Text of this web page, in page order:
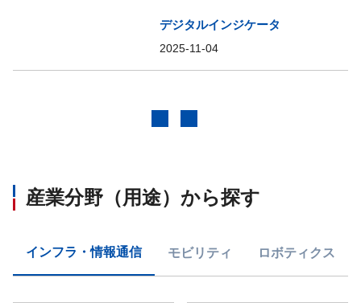
デジタルインジケータ
2025-11-04
産業分野（用途）から探す
インフラ・情報通信 モビリティ ロボティクス